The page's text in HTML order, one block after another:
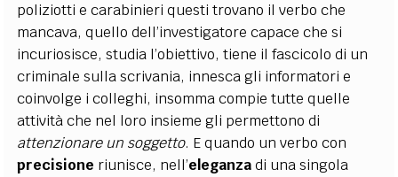
poliziotti e carabinieri questi trovano il verbo che
mancava, quello dell’investigatore capace che si
incuriosisce, studia l’obiettivo, tiene il fascicolo di un
criminale sulla scrivania, innesca gli informatori e
coinvolge i colleghi, insomma compie tutte quelle
attività che nel loro insieme gli permettono di
attenzionare un soggetto. E quando un verbo con
precisione riunisce, nell’eleganzadi una singola